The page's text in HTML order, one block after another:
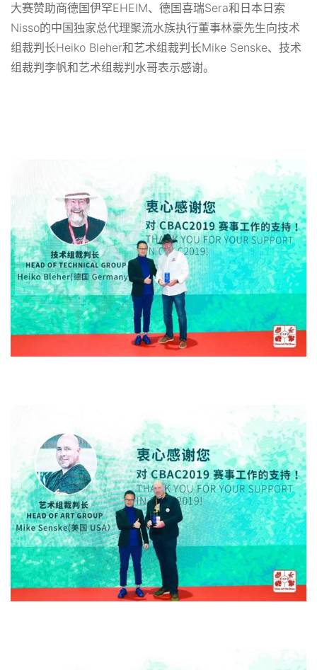
大赛赞助商德国伊罕EHEIM、德国喜瑞Sera和日本日索
Nisso的中国独家总代理聚流水族执行董事林豪先生向技术
组裁判长Heiko Bleher和艺术组裁判长Mike Senske、技术
组裁判李帆和艺术组裁判水哥表示感谢。